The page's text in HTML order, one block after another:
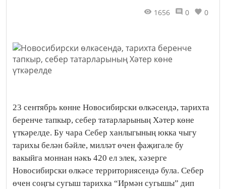
1656 0 0
23 сентябрь көнне Новосибирски өлкәсендә, тарихта
беренче тапкыр, себер татарларының Хәтер көне
үткәрелде. Бу чара Себер ханлыгының юкка чыгу
тарихы белән бәйле, милләт өчен фаҗигале бу
вакыйга моннан нәкъ 420 ел элек, хәзерге
Новосибирски өлкәсе территориясендә була. Себер
өчен соңгы сугыш тарихка “Ирмән сугышы” дип